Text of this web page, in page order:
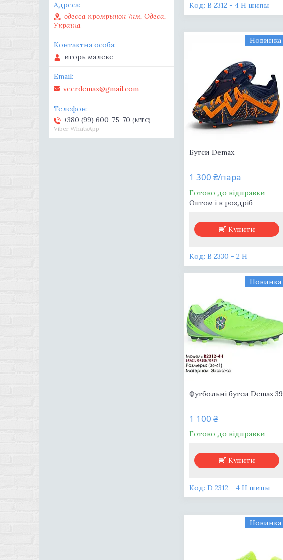
B 2312 - 4 H шипы
Новинка
Бутси Demax
1 300 ₴/пара
Готово до відправки
Оптом і в роздріб
Купити
В 2330 - 2 H
Новинка
Футбольні бутси Demax 39
1 100 ₴
Готово до відправки
Купити
D 2312 - 4 H шипы
Новинка
одесса промрынок 7км, Одеса,
Україна
игорь малекс
veerdemax@gmail.com
+380 (99) 600-75-70
MTC
Viber WhatsApp